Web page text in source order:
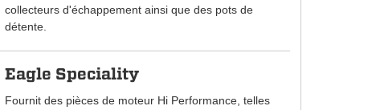
collecteurs d'échappement ainsi que des pots de
détente.
Eagle Speciality
Fournit des pièces de moteur Hi Performance, telles